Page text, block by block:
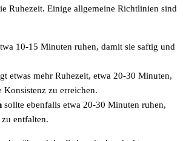
Ruhezeit. Einige allgemeine Richtlinien sind
10-15 Minuten ruhen, damit sie saftig und
etwas mehr Ruhezeit, etwa 20-30 Minuten,
Konsistenz zu erreichen.
sollte ebenfalls etwa 20-30 Minuten ruhen,
entfalten.